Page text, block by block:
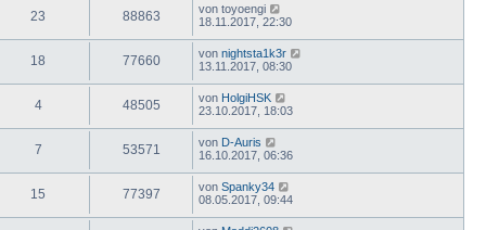
23 88863 von toyoengi
18.11.2017, 22:30
18 77660 von nightsta1k3r
13.11.2017, 08:30
4 48505 von HolgiHSK
23.10.2017, 18:03
7 53571 von D-Auris
16.10.2017, 06:36
15 77397 von Spanky34
08.05.2017, 09:44